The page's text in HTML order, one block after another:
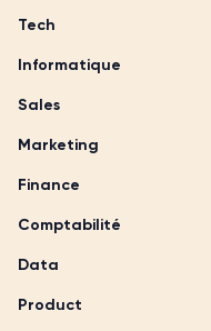
Tech
Informatique
Sales
Marketing
Finance
Comptabilité
Data
Product